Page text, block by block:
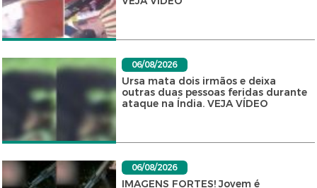
06/08/2026
Ursa mata dois irmãos e deixa
outras duas pessoas feridas durante
ataque na Índia. VEJA VÍDEO
06/08/2026
IMAGENS FORTES! Jovem é